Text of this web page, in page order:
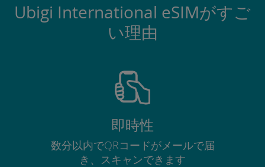
Ubigi International eSIMがすご
い理由
即時性
数分以内でQRコードがメールで届
き、スキャンできます